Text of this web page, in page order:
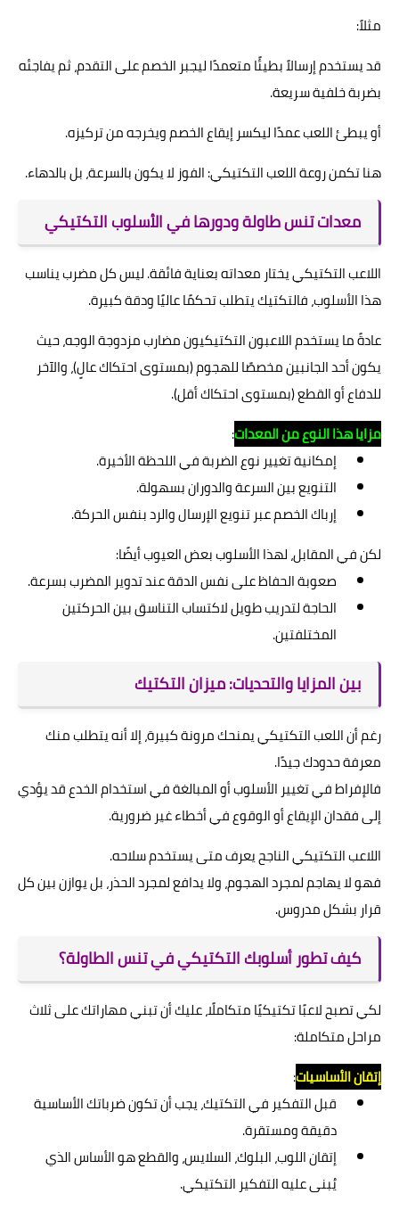
مثلاً:
قد يستخدم إرسالاً بطيئًا متعمدًا ليجبر الخصم على التقدم، ثم يفاجئه
بضربة خلفية سريعة.
أو يبطئ اللعب عمدًا ليكسر إيقاع الخصم ويخرجه من تركيزه.
هنا تكمن روعة اللعب التكتيكي: الفوز لا يكون بالسرعة، بل بالدهاء.
معدات تنس طاولة ودورها في الأسلوب التكتيكي
اللاعب التكتيكي يختار معداته بعناية فائقة. ليس كل مضرب يناسب
هذا الأسلوب، فالتكتيك يتطلب تحكمًا عاليًا ودقة كبيرة.
عادةً ما يستخدم اللاعبون التكتيكيون مضارب مزدوجة الوجه، حيث
يكون أحد الجانبين مخصصًا للهجوم (بمستوى احتكاك عالٍ)، والآخر
للدفاع أو القطع (بمستوى احتكاك أقل).
مزايا هذا النوع من المعدات:
إمكانية تغيير نوع الضربة في اللحظة الأخيرة.
التنويع بين السرعة والدوران بسهولة.
إرباك الخصم عبر تنويع الإرسال والرد بنفس الحركة.
لكن في المقابل، لهذا الأسلوب بعض العيوب أيضًا:
صعوبة الحفاظ على نفس الدقة عند تدوير المضرب بسرعة.
الحاجة لتدريب طويل لاكتساب التناسق بين الحركتين
المختلفتين.
بين المزايا والتحديات: ميزان التكتيك
رغم أن اللعب التكتيكي يمنحك مرونة كبيرة، إلا أنه يتطلب منك
معرفة حدودك جيدًا.
فالإفراط في تغيير الأسلوب أو المبالغة في استخدام الخدع قد يؤدي
إلى فقدان الإيقاع أو الوقوع في أخطاء غير ضرورية.
اللاعب التكتيكي الناجح يعرف متى يستخدم سلاحه.
فهو لا يهاجم لمجرد الهجوم، ولا يدافع لمجرد الحذر، بل يوازن بين كل
قرار بشكل مدروس.
كيف تطور أسلوبك التكتيكي في تنس الطاولة؟
لكي تصبح لاعبًا تكتيكيًا متكاملًا، عليك أن تبني مهاراتك على ثلاث
مراحل متكاملة:
إتقان الأساسيات:
قبل التفكير في التكتيك، يجب أن تكون ضرباتك الأساسية
دقيقة ومستقرة.
إتقان اللوب، البلوك، السلايس، والقطع هو الأساس الذي
يُبنى عليه التفكير التكتيكي.